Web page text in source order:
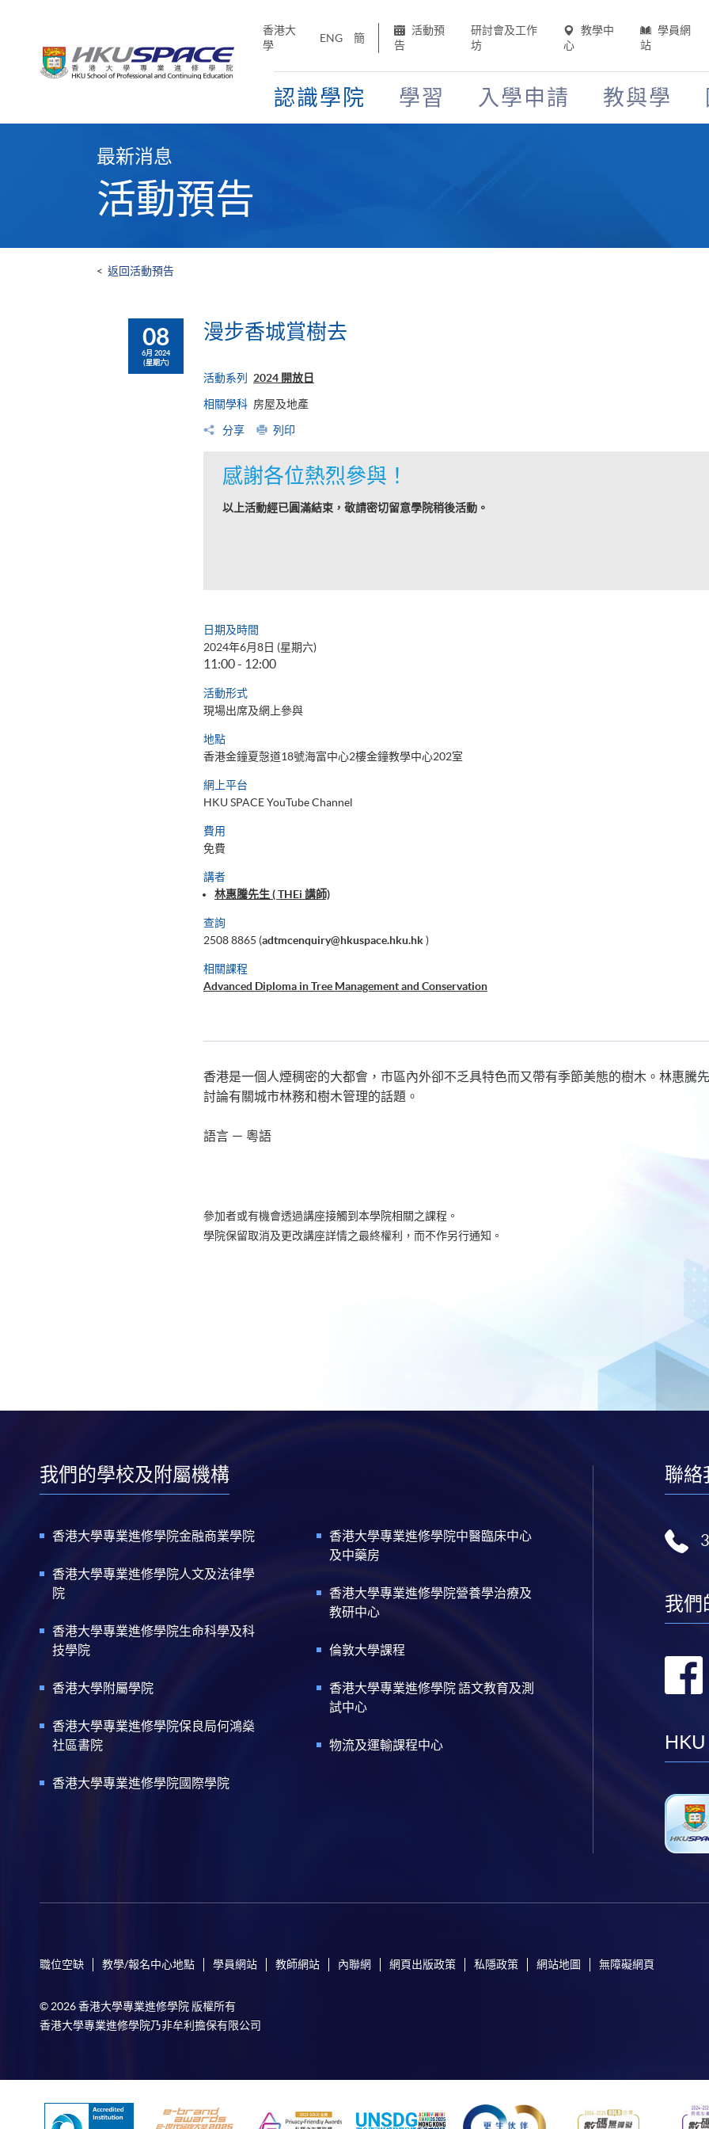
香港大
學
ENG 簡
活動預
告
研討會及工作
坊
教學中
心
學員網
站
認識學院 學習 入學申請 教與學
最新消息
活動預告
< 返回活動預告
08
6月 2024
(星期六)
漫步香城賞樹去
活動系列 2024 開放日
相關學科 房屋及地產
分享 列印
感謝各位熱烈參與！
以上活動經已圓滿結束，敬請密切留意學院稍後活動。
日期及時間
2024年6月8日 (星期六)
11:00 - 12:00
活動形式
現場出席及網上參與
地點
香港金鐘夏愨道18號海富中心2樓金鐘教學中心202室
網上平台
HKU SPACE YouTube Channel
費用
免費
講者
林惠騰先生 ( THEi 講師)
查詢
2508 8865 (adtmcenquiry@hkuspace.hku.hk)
相關課程
Advanced Diploma in Tree Management and Conservation
香港是一個人煙稠密的大都會，市區內外卻不乏具特色而又帶有季節美態的樹木。林惠騰
討論有關城市林務和樹木管理的話題。
語言 － 粵語
參加者或有機會透過講座接觸到本學院相關之課程。
學院保留取消及更改講座詳情之最終權利，而不作另行通知。
我們的學校及附屬機構
香港大學專業進修學院金融商業學院
香港大學專業進修學院人文及法律學
院
香港大學專業進修學院生命科學及科
技學院
香港大學附屬學院
香港大學專業進修學院保良局何鴻燊
社區書院
香港大學專業進修學院國際學院
香港大學專業進修學院中醫臨床中心
及中藥房
香港大學專業進修學院營養學治療及
教研中心
倫敦大學課程
香港大學專業進修學院 語文教育及測
試中心
物流及運輸課程中心
聯絡
我們
HKU
職位空缺 教學/報名中心地點 學員網站 教師網站 內聯網 網頁出版政策 私隱政策 網站地圖 無障礙網頁
© 2026 香港大學專業進修學院 版權所有
香港大學專業進修學院乃非牟利擔保有限公司